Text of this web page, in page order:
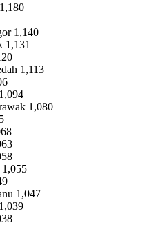
1,140
1,131
1,113
1,080
1,055
1,047